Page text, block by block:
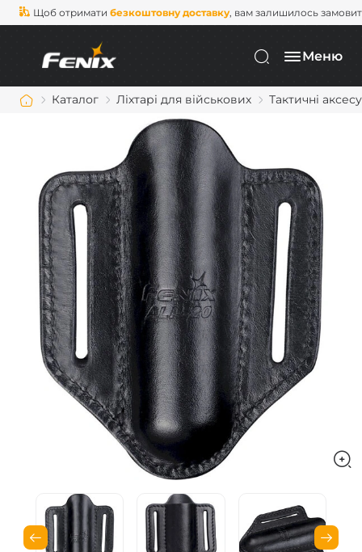
Щоб отримати безкоштовну доставку, вам залишилось
Меню
Каталог Ліхтарі для військових Тактичні